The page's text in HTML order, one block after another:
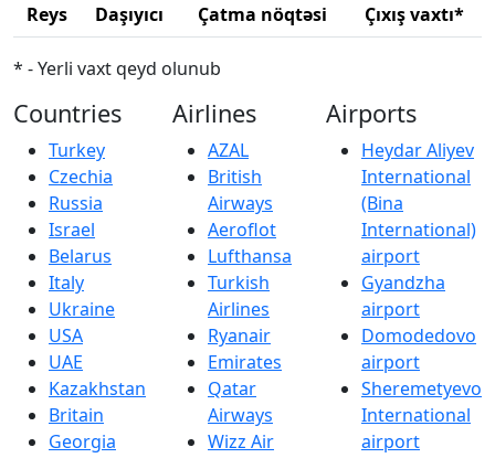
Reys Daşıyıcı Çatma nöqtəsi Çıxış vaxtı*
* - Yerli vaxt qeyd olunub
Countries
Turkey
Czechia
Russia
Israel
Belarus
Italy
Ukraine
USA
UAE
Kazakhstan
Britain
Georgia
Airlines
AZAL
British
Airways
Aeroflot
Lufthansa
Turkish
Airlines
Ryanair
Emirates
Qatar
Airways
Wizz Air
Airports
Heydar Aliyev
International
(Bina
International)
airport
Gyandzha
airport
Domodedovo
airport
Sheremetyevo
International
airport